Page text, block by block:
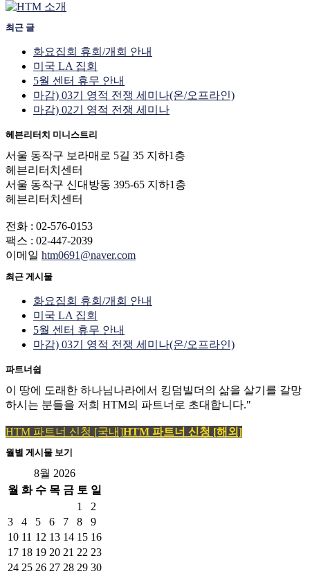
최근 글
화요집회 휴회/개회 안내
미국 LA 집회
5월 센터 휴무 안내
마감) 03기 영적 전쟁 세미나(온/오프라인)
마감) 02기 영적 전쟁 세미나
헤븐리터치 미니스트리
서울 동작구 보라매로 5길 35 지하1층
헤븐리터치센터
서울 동작구 신대방동 395-65 지하1층
헤븐리터치센터
전화 : 02-576-0153
팩스 : 02-447-2039
이메일 htm0691@naver.com
최근 게시물
화요집회 휴회/개회 안내
미국 LA 집회
5월 센터 휴무 안내
마감) 03기 영적 전쟁 세미나(온/오프라인)
파트너쉽
이 땅에 도래한 하나님나라에서 킹덤빌더의 삶을 살기를 갈망
하시는 분들을 저희 HTM의 파트너로 초대합니다."
HTM 파트너 신청 [국내]HTM 파트너 신청 [해외]
월별 게시물 보기
8월 2026
월 화 수 목 금 토 일
1
2
3
4 5 6 7 8
9
10 11 12 13 14 15 16
17 18 19 20 21 22 23
24 25 26 27 28 29 30